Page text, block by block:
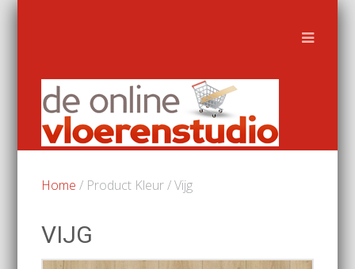
Home / Product Kleur / Vijg
VIJG